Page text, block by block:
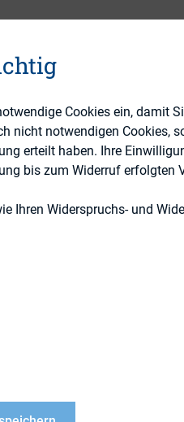
ESG (inkl.
Kapitalmarktrecht
für
der BaFin
Cookies ein, damit
nicht notwendigen Cookies,
erteilt haben. Ihre
bis zum Widerruf erfolgten
Ihren Widerspruchs- und